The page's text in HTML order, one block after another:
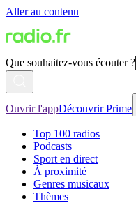
Aller au contenu
Que souhaitez-vous écouter ?
Ouvrir l'appDécouvrir Prime
Top 100 radios
Podcasts
Sport en direct
À proximité
Genres musicaux
Thèmes